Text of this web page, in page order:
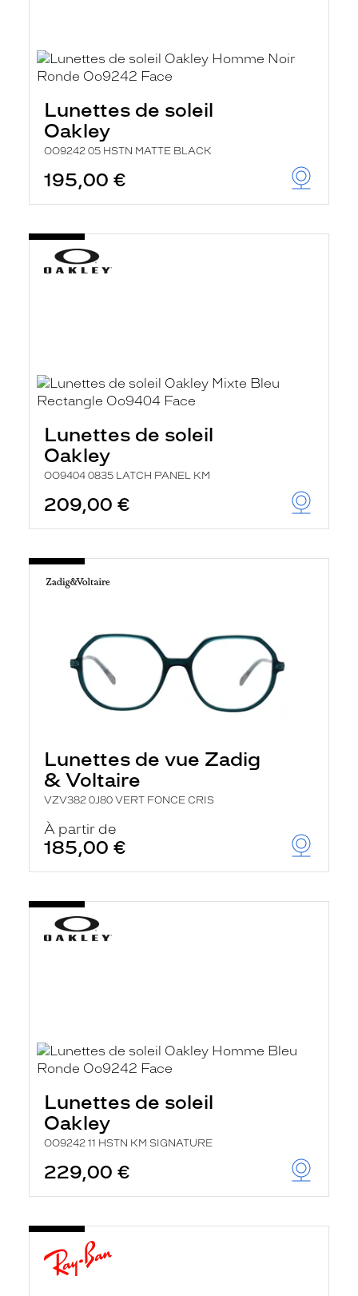
Lunettes de soleil
Oakley
OO9242 05 HSTN MATTE BLACK
195,00 €
Lunettes de soleil
Oakley
OO9404 0835 LATCH PANEL KM
209,00 €
Lunettes de vue Zadig
& Voltaire
VZV382 0J80 VERT FONCE CRIS
À partir de
185,00 €
Lunettes de soleil
Oakley
OO9242 11 HSTN KM SIGNATURE
229,00 €